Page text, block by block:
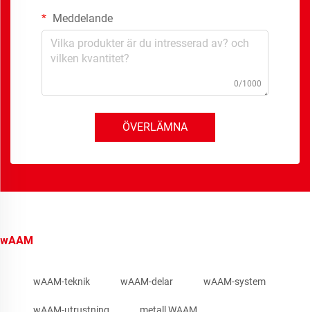
Meddelande
0/1000
ÖVERLÄMNA
wAAM
wAAM-teknik wAAM-delar wAAM-system
wAAM-utrustning metall WAAM